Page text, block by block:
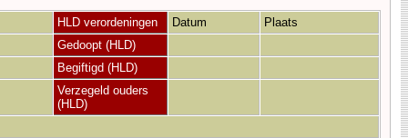
HLD verordeningen Datum
Plaats
Gedoopt (HLD)
Begiftigd (HLD)
Verzegeld ouders
(HLD)